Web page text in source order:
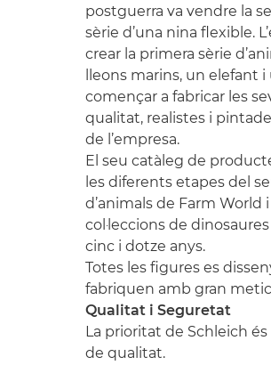
postguerra va vendre la
sèrie d’una nina flexible.
crear la primera sèrie
lleons marins, un elefant
començar a fabricar les
qualitat, realistes i
de l’empresa.
El seu catàleg de
les diferents etapes del
d’animals de Farm
col·leccions de
cinc i dotze anys.
Totes les figures es
fabriquen amb gran
Qualitat i Seguretat
La prioritat de Schleich
de qualitat.